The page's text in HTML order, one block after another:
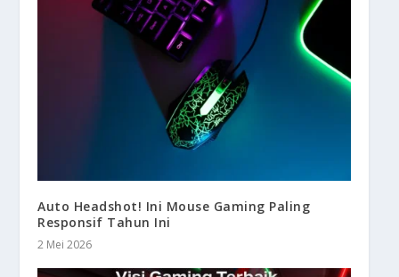
Auto Headshot! Ini Mouse Gaming Paling
Responsif Tahun Ini
2 Mei 2026